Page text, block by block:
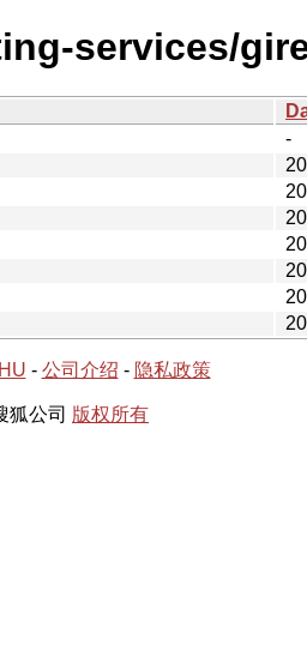
services/
-
- 公司介绍 - 隐私政策
狐公司 版权所有